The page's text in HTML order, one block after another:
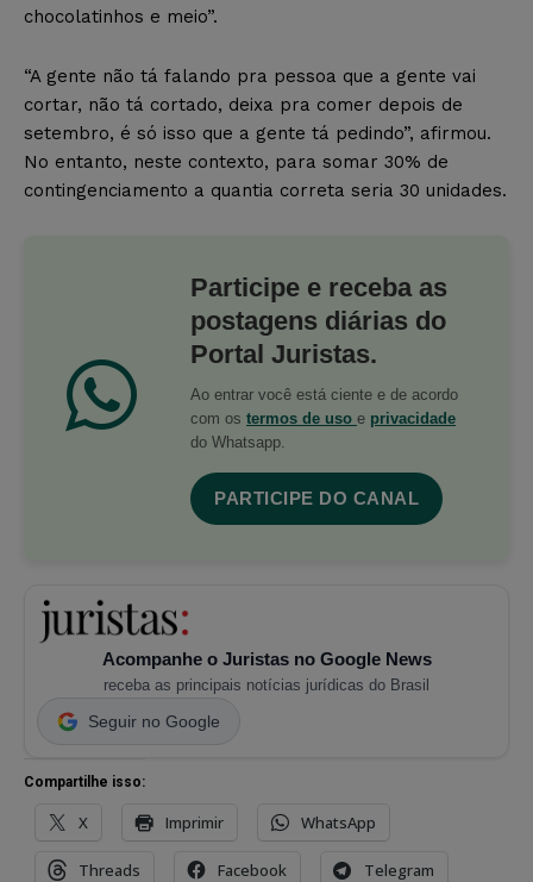
chocolatinhos e meio”.
“A gente não tá falando pra pessoa que a gente vai
cortar, não tá cortado, deixa pra comer depois de
setembro, é só isso que a gente tá pedindo”, afirmou.
No entanto, neste contexto, para somar 30% de
contingenciamento a quantia correta seria 30 unidades.
Participe e receba as
postagens diárias do
Portal Juristas.
Ao entrar você está ciente e de acordo
com os termos de uso e privacidade
do Whatsapp.
PARTICIPE DO CANAL
Acompanhe o Juristas no Google News
receba as principais notícias jurídicas do Brasil
Seguir no Google
Compartilhe isso:
X Imprimir WhatsApp
Threads Facebook Telegram